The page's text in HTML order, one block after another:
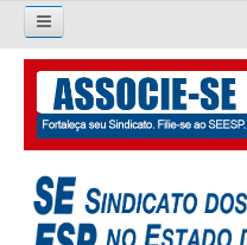
Pesquisar...
O SINDICATO
APRESENTAÇÃO
PALAVRA DO PRESIDENTE